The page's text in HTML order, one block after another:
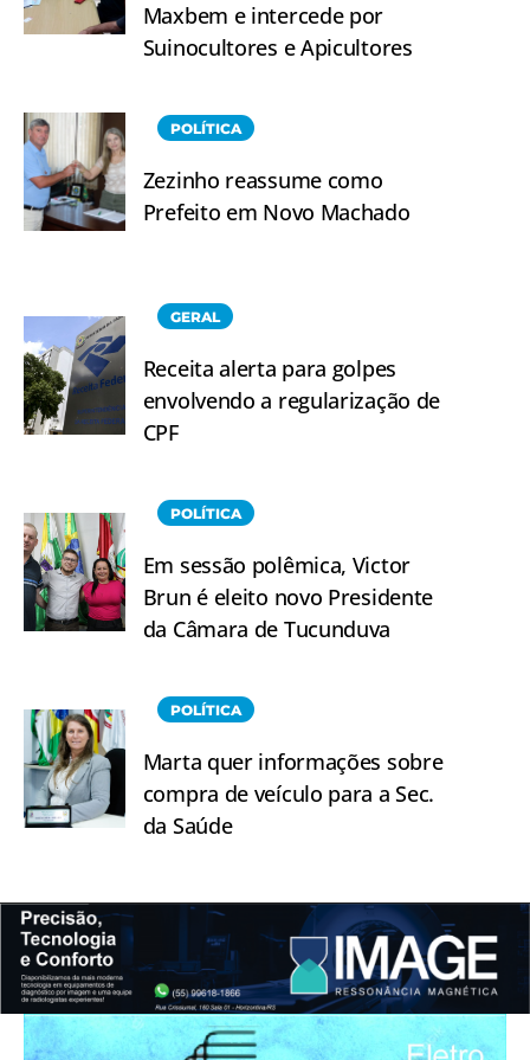
Maxbem e intercede por
Suinocultores e Apicultores
POLÍTICA
Zezinho reassume como
Prefeito em Novo Machado
GERAL
Receita alerta para golpes
envolvendo a regularização de
CPF
POLÍTICA
Em sessão polêmica, Victor
Brun é eleito novo Presidente
da Câmara de Tucunduva
POLÍTICA
Marta quer informações sobre
compra de veículo para a Sec.
da Saúde